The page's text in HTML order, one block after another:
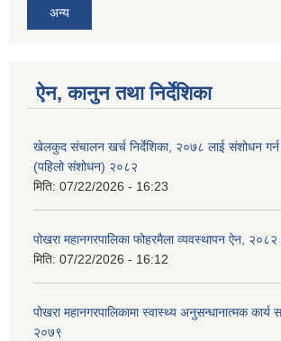
अन्य
ऐन, कानुन तथा निर्देशिका
खेलकुद संचालन खर्च निर्देशिका, २०७८ लाई संशोधन गर्न
(पहिलो संशोधन) २०८२
मिति: 07/22/2026 - 16:23
पोखरा महानगरपालिका फोहरमैला व्यवस्थापन ऐन, २०८२
मिति: 07/22/2026 - 16:12
पोखरा महानगरपालिकामा स्वास्थ्य अनुसन्धानात्मक कार्य
२०७९